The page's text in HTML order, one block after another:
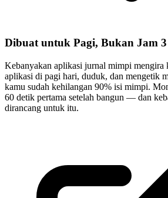
Dibuat untuk Pagi, Bukan Jam 3
Kebanyakan aplikasi jurnal mimpi mengira
aplikasi di pagi hari, duduk, dan mengetik
kamu sudah kehilangan 90% isi mimpi.
60 detik pertama setelah bangun — dan
dirancang untuk itu.